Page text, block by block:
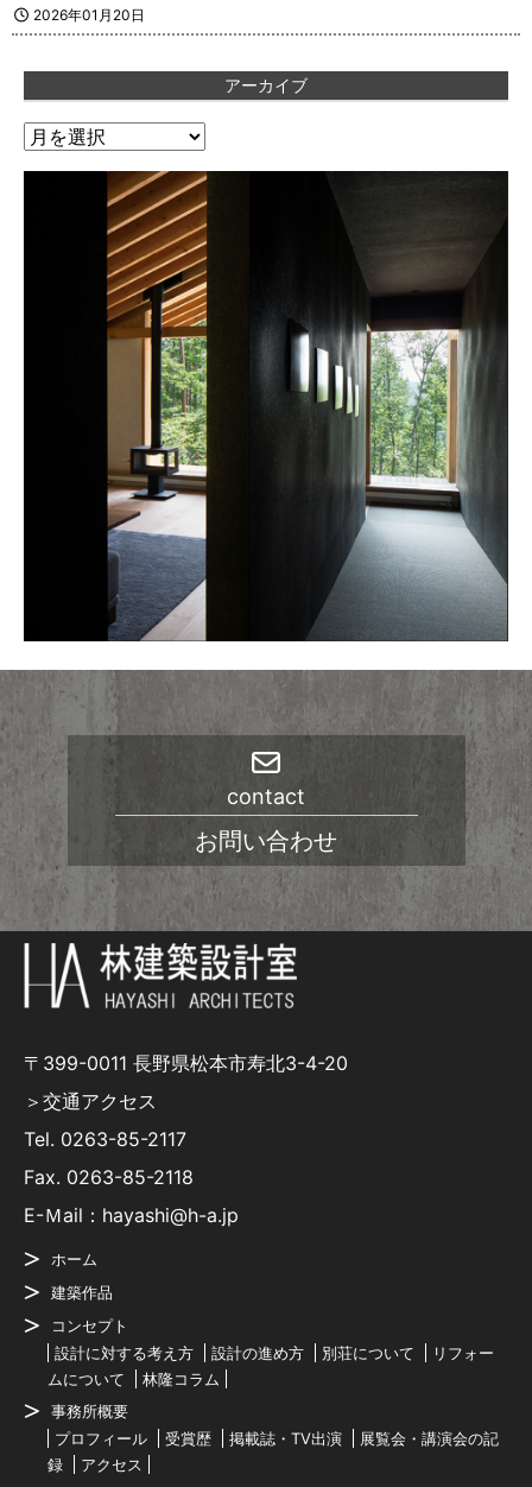
2026年01月20日
アーカイブ
ア
contact
お問い合わせ
〒399-0011 長野県松本市寿北3-4-20
＞交通アクセス
Tel. 0263-85-2117
Fax. 0263-85-2118
E-Ｍail：hayashi@h-a.jp
ホーム
建築作品
コンセプト
設計に対する考え方
設計の進め方 別荘について
リフォー
ムについて
林隆コラム
事務所概要
プロフィール
受賞歴 掲載誌・TV出演
展覧会・講演会の記
録
アクセス